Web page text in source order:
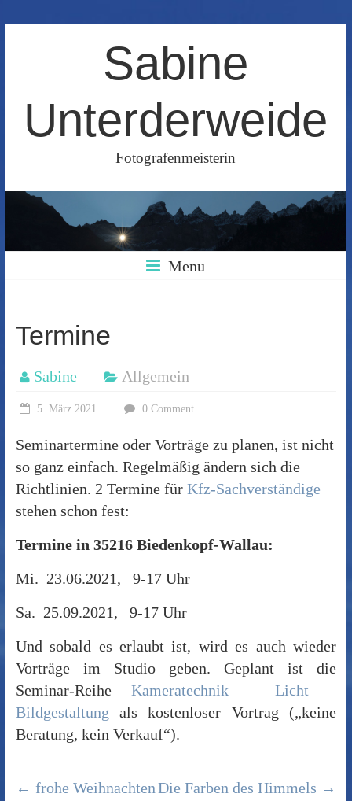
Sabine
Unterderweide
Fotografenmeisterin
Menu
Termine
Sabine Allgemein
5. März 2021 0 Comment
Seminartermine oder Vorträge zu planen, ist nicht
so ganz einfach. Regelmäßig ändern sich die
Richtlinien. 2 Termine für Kfz-Sachverständige
stehen schon fest:
Termine in 35216 Biedenkopf-Wallau:
Mi. 23.06.2021, 9-17 Uhr
Sa. 25.09.2021, 9-17 Uhr
Und sobald es erlaubt ist, wird es auch wieder
Vorträge im Studio geben. Geplant ist die
Seminar-Reihe Kameratechnik – Licht –
Bildgestaltung als kostenloser Vortrag („keine
Beratung, kein Verkauf“).
← frohe WeihnachtenDie Farben des Himmels →